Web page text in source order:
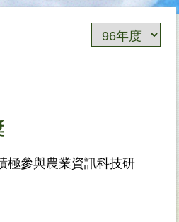
極參與農業資訊科技研